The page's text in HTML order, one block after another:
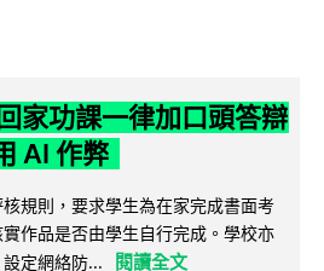
家功課一律加口頭答辯
AI 作弊
規則，要求學生為在家完成書面考
作品是否由學生自行完成。學校亦
定網絡防...
閱讀全文